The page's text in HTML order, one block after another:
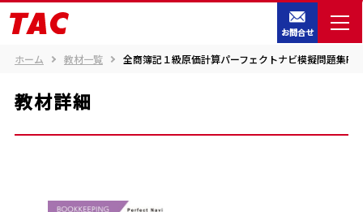
お問合せ
ホーム 教材一覧 全商簿記１級原価計算パーフェクトナビ模擬問題集
教材詳細